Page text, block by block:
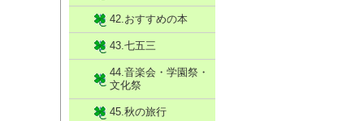
42.おすすめの本
43.七五三
44.音楽会・学園祭・
文化祭
45.秋の旅行